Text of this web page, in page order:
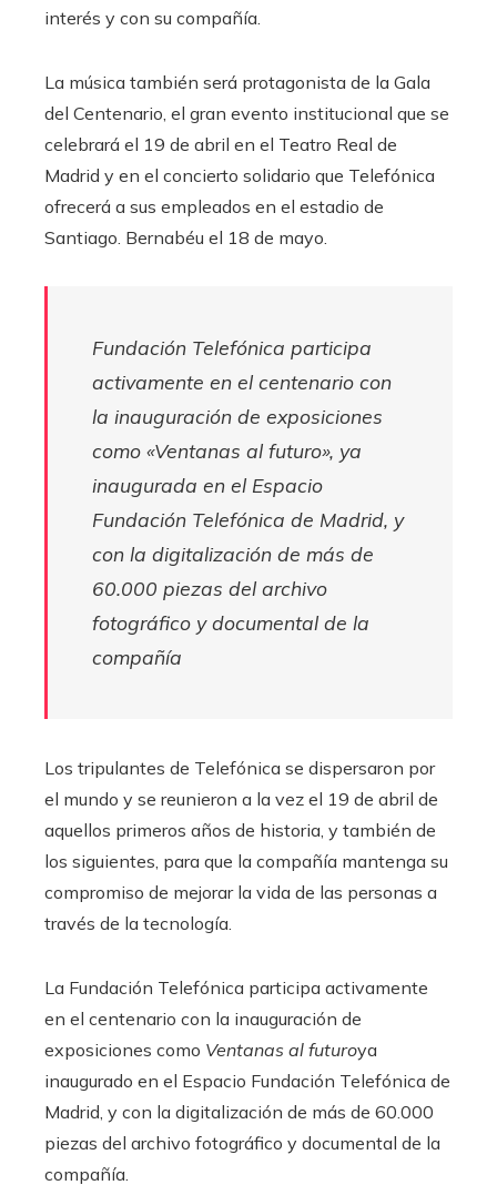
interés y con su compañía.
La música también será protagonista de la Gala
del Centenario, el gran evento institucional que se
celebrará el 19 de abril en el Teatro Real de
Madrid y en el concierto solidario que Telefónica
ofrecerá a sus empleados en el estadio de
Santiago. Bernabéu el 18 de mayo.
Fundación Telefónica participa
activamente en el centenario con
la inauguración de exposiciones
como «Ventanas al futuro», ya
inaugurada en el Espacio
Fundación Telefónica de Madrid, y
con la digitalización de más de
60.000 piezas del archivo
fotográfico y documental de la
compañía
Los tripulantes de Telefónica se dispersaron por
el mundo y se reunieron a la vez el 19 de abril de
aquellos primeros años de historia, y también de
los siguientes, para que la compañía mantenga su
compromiso de mejorar la vida de las personas a
través de la tecnología.
La Fundación Telefónica participa activamente
en el centenario con la inauguración de
exposiciones como Ventanas al futuroya
inaugurado en el Espacio Fundación Telefónica de
Madrid, y con la digitalización de más de 60.000
piezas del archivo fotográfico y documental de la
compañía.